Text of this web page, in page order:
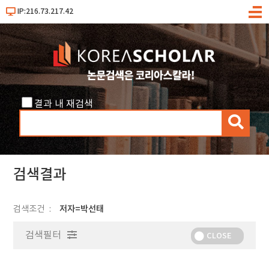
IP:216.73.217.42
메
결과 내 재검색
검
색
검색결과
검색조건 저자=박선태
검색필터 CLOSE